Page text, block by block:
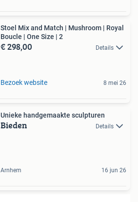
Stoel Mix and Match | Mushroom | Royal
Boucle | One Size | 2
€ 298,00 Details
Bezoek website 8 mei 26
Unieke handgemaakte sculpturen
Bieden Details
Arnhem 16 jun 26